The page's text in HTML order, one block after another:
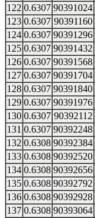
122 0.6307 90391024
123 0.6307 90391160
124 0.6307 90391296
125 0.6307 90391432
126 0.6307 90391568
127 0.6307 90391704
128 0.6307 90391840
129 0.6307 90391976
130 0.6307 90392112
131 0.6307 90392248
132 0.6308 90392384
133 0.6308 90392520
134 0.6308 90392656
135 0.6308 90392792
136 0.6308 90392928
137 0.6308 90393064